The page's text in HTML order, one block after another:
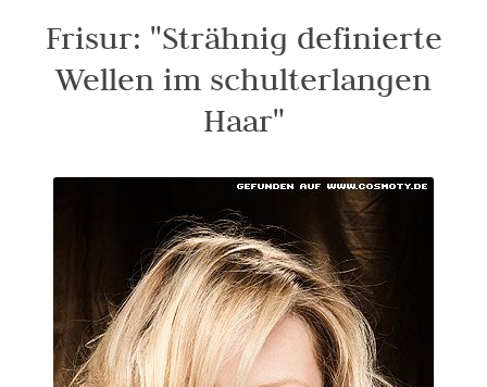
Frisur: "Strähnig definierte
Wellen im schulterlangen
Haar"